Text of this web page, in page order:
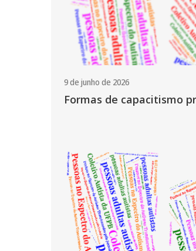
9 de junho de 2026
Formas de capacitismo